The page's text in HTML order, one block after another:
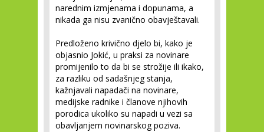
narednim izmjenama i dopunama, a
nikada ga nisu zvanično obavještavali.
Predloženo krivično djelo bi, kako je
objasnio Jokić, u praksi za novinare
promijenilo to da bi se strožije ili ikako,
za razliku od sadašnjeg stanja,
kažnjavali napadači na novinare,
medijske radnike i članove njihovih
porodica ukoliko su napadi u vezi sa
obavljanjem novinarskog poziva.